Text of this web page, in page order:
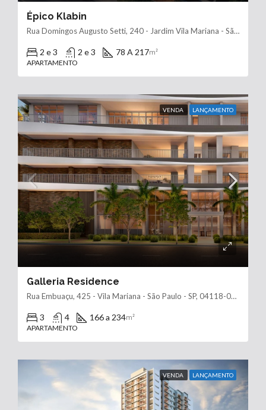
Épico Klabin
Rua Domingos Augusto Setti, 240 - Jardim Vila Mariana - São Paulo - SP, 04116-070
2 e 3 2 e 3 78 A 217m²
APARTAMENTO
VENDA LANÇAMENTO
Galleria Residence
Rua Embuaçu, 425 - Vila Mariana - São Paulo - SP, 04118-080
3 4 166 a 234m²
APARTAMENTO
VENDA LANÇAMENTO